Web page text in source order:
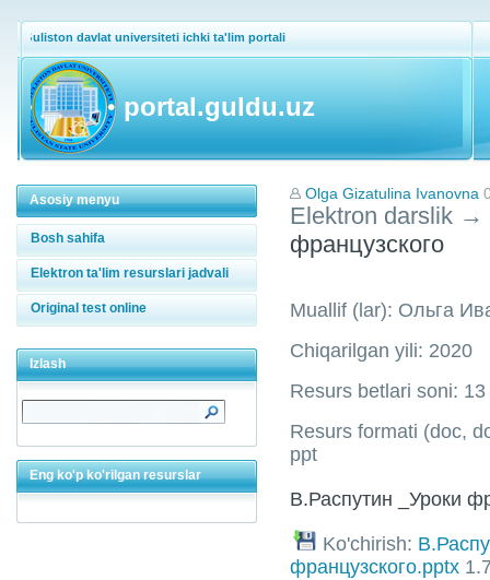
Guliston davlat universiteti ichki ta'lim portali
portal.guldu.uz
Asosiy menyu
Bosh sahifa
Elektron ta'lim resurslari jadvali
Original test online
Izlash
Eng ko'p ko'rilgan resurslar
Olga Gizatulina Ivanovna
Elektron darslik →
французского
Muallif (lar): Ольга
Chiqarilgan yili: 2020
Resurs betlari soni: 13
Resurs formati (doc,
ppt
В.Распутин _Уроки
Ko'chirish:
французского.pptx